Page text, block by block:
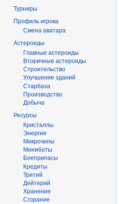
Турниры
Профиль игрока
Смена аватара
Астероиды
Главные астероиды
Вторичные астероиды
Строительство
Улучшение зданий
Старбаза
Производство
Добыча
Ресурсы
Кристаллы
Энергия
Микрочипы
Миниботы
Боеприпасы
Кредиты
Тритий
Дейтерий
Хранение
Сгорание